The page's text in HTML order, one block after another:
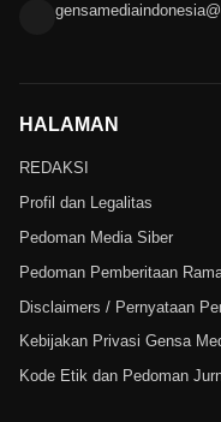
HALAMAN
REDAKSI
Profil dan Legalitas
Pedoman Media Siber
Pedoman Pemberitaan
Disclaimers / Pernyataan
Kebijakan Privasi Gensa
Kode Etik dan Pedoman